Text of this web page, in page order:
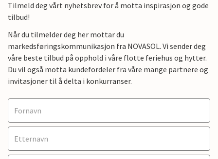
Tilmeld deg vårt nyhetsbrev for å motta inspirasjon og gode
tilbud!
Når du tilmelder deg her mottar du
markedsføringskommunikasjon fra NOVASOL. Vi sender deg
våre beste tilbud på opphold i våre flotte feriehus og hytter.
Du vil også motta kundefordeler fra våre mange partnere og
invitasjoner til å delta i konkurranser.